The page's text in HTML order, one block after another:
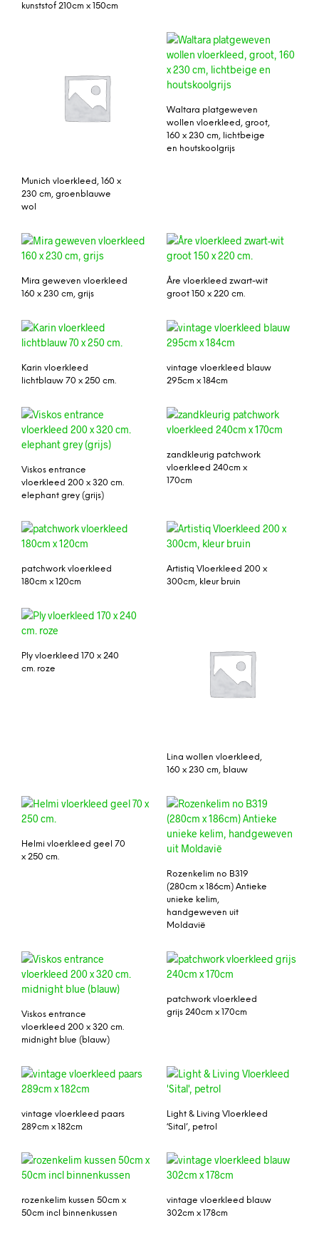
kunststof 210cm x 150cm
Munich vloerkleed, 160 x
230 cm, groenblauwe
wol
Waltara platgeweven
wollen vloerkleed, groot,
160 x 230 cm, lichtbeige
en houtskoolgrijs
Mira geweven vloerkleed
160 x 230 cm, grijs
Åre vloerkleed zwart-wit
groot 150 x 220 cm.
Karin vloerkleed
lichtblauw 70 x 250 cm.
vintage vloerkleed blauw
295cm x 184cm
Viskos entrance
vloerkleed 200 x 320 cm.
elephant grey (grijs)
zandkleurig patchwork
vloerkleed 240cm x
170cm
patchwork vloerkleed
180cm x 120cm
Artistiq Vloerkleed 200 x
300cm, kleur bruin
Ply vloerkleed 170 x 240
cm. roze
Lina wollen vloerkleed,
160 x 230 cm, blauw
Helmi vloerkleed geel 70
x 250 cm.
Rozenkelim no B319
(280cm x 186cm) Antieke
unieke kelim,
handgeweven uit
Moldavië
Viskos entrance
vloerkleed 200 x 320 cm.
midnight blue (blauw)
patchwork vloerkleed
grijs 240cm x 170cm
vintage vloerkleed paars
289cm x 182cm
Light & Living Vloerkleed
‘Sital’, petrol
rozenkelim kussen 50cm x
50cm incl binnenkussen
vintage vloerkleed blauw
302cm x 178cm